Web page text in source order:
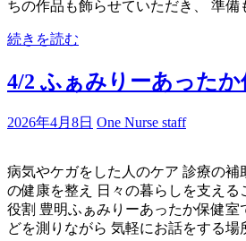
ちの作品も飾らせていただき、 準
続きを読む
4/2 ふぁみりーあったか
2026年4月8日 One Nurse staff
病気やケガをした人のケア 診療の補
の健康を整え 日々の暮らしを支える
役割 豊明ふぁみりーあったか保健室
どを測りながら 気軽にお話をする